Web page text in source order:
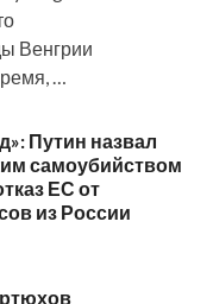
Венгрии
…
Путин назвал
самоубийством
ЕС от
из России